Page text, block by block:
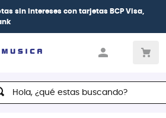
con tarjetasBCP Visa,
¿qué estas buscando?